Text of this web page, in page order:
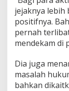
jejaknya lebih
positifnya.
pernah
mendekam di
Dia juga
masalah
bahkan